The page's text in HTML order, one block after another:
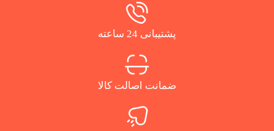
پشتیبانی 24 ساعته
ضمانت اصالت کالا